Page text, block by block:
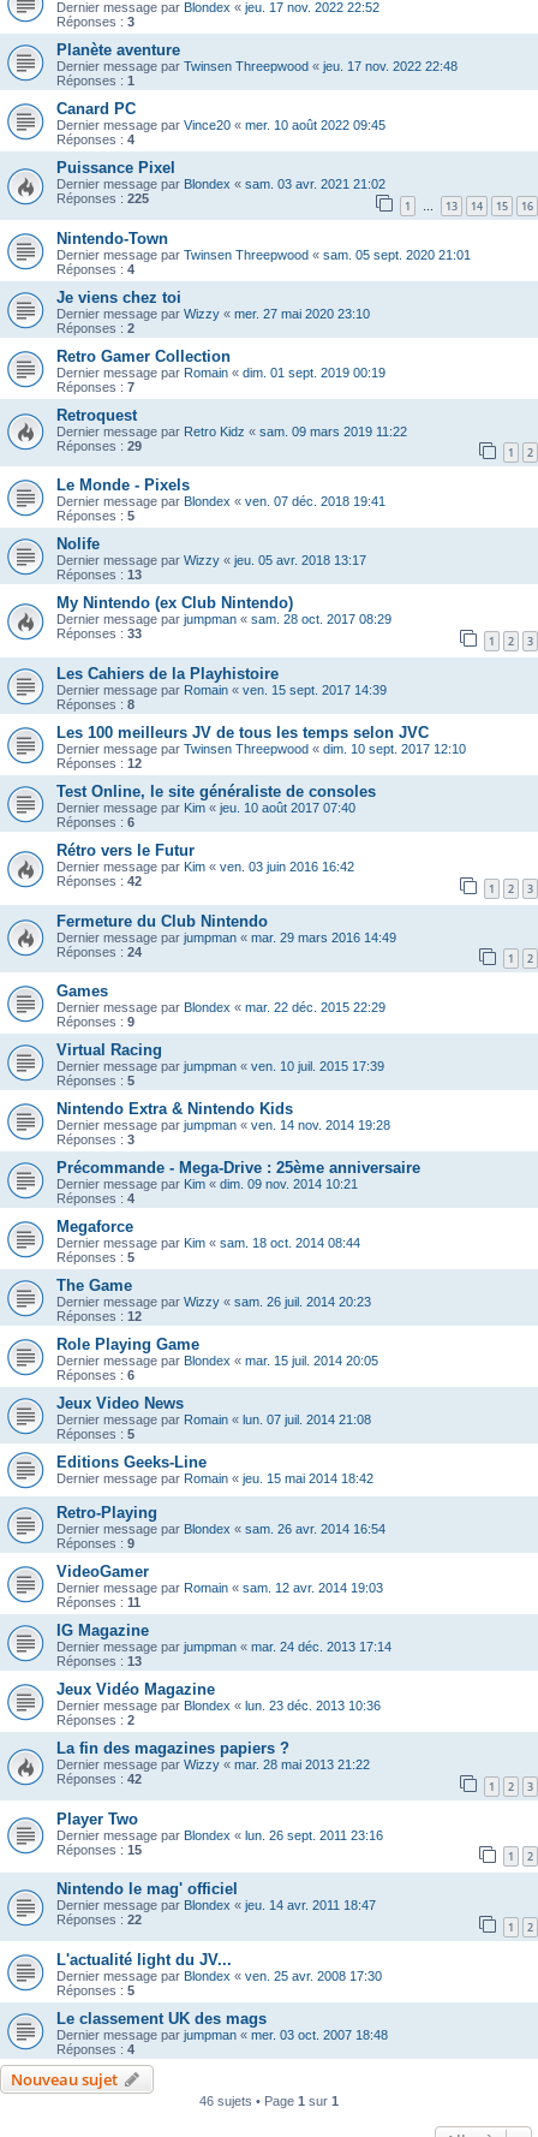
Dernier message par Blondex « jeu. 17 nov. 2022 22:52
Réponses : 3
Planète aventure
Dernier message par Twinsen Threepwood « jeu. 17 nov. 2022 22:48
Réponses : 1
Canard PC
Dernier message par Vince20 « mer. 10 août 2022 09:45
Réponses : 4
Puissance Pixel
Dernier message par Blondex « sam. 03 avr. 2021 21:02
Réponses : 225 1 … 13 14 15 16
Nintendo-Town
Dernier message par Twinsen Threepwood « sam. 05 sept. 2020 21:01
Réponses : 4
Je viens chez toi
Dernier message par Wizzy « mer. 27 mai 2020 23:10
Réponses : 2
Retro Gamer Collection
Dernier message par Romain « dim. 01 sept. 2019 00:19
Réponses : 7
Retroquest
Dernier message par Retro Kidz « sam. 09 mars 2019 11:22
Réponses : 29 1 2
Le Monde - Pixels
Dernier message par Blondex « ven. 07 déc. 2018 19:41
Réponses : 5
Nolife
Dernier message par Wizzy « jeu. 05 avr. 2018 13:17
Réponses : 13
My Nintendo (ex Club Nintendo)
Dernier message par jumpman « sam. 28 oct. 2017 08:29
Réponses : 33 1 2 3
Les Cahiers de la Playhistoire
Dernier message par Romain « ven. 15 sept. 2017 14:39
Réponses : 8
Les 100 meilleurs JV de tous les temps selon JVC
Dernier message par Twinsen Threepwood « dim. 10 sept. 2017 12:10
Réponses : 12
Test Online, le site généraliste de consoles
Dernier message par Kim « jeu. 10 août 2017 07:40
Réponses : 6
Rétro vers le Futur
Dernier message par Kim « ven. 03 juin 2016 16:42
Réponses : 42 1 2 3
Fermeture du Club Nintendo
Dernier message par jumpman « mar. 29 mars 2016 14:49
Réponses : 24 1 2
Games
Dernier message par Blondex « mar. 22 déc. 2015 22:29
Réponses : 9
Virtual Racing
Dernier message par jumpman « ven. 10 juil. 2015 17:39
Réponses : 5
Nintendo Extra & Nintendo Kids
Dernier message par jumpman « ven. 14 nov. 2014 19:28
Réponses : 3
Précommande - Mega-Drive : 25ème anniversaire
Dernier message par Kim « dim. 09 nov. 2014 10:21
Réponses : 4
Megaforce
Dernier message par Kim « sam. 18 oct. 2014 08:44
Réponses : 5
The Game
Dernier message par Wizzy « sam. 26 juil. 2014 20:23
Réponses : 12
Role Playing Game
Dernier message par Blondex « mar. 15 juil. 2014 20:05
Réponses : 6
Jeux Video News
Dernier message par Romain « lun. 07 juil. 2014 21:08
Réponses : 5
Editions Geeks-Line
Dernier message par Romain « jeu. 15 mai 2014 18:42
Retro-Playing
Dernier message par Blondex « sam. 26 avr. 2014 16:54
Réponses : 9
VideoGamer
Dernier message par Romain « sam. 12 avr. 2014 19:03
Réponses : 11
IG Magazine
Dernier message par jumpman « mar. 24 déc. 2013 17:14
Réponses : 13
Jeux Vidéo Magazine
Dernier message par Blondex « lun. 23 déc. 2013 10:36
Réponses : 2
La fin des magazines papiers ?
Dernier message par Wizzy « mar. 28 mai 2013 21:22
Réponses : 42 1 2 3
Player Two
Dernier message par Blondex « lun. 26 sept. 2011 23:16
Réponses : 15 1 2
Nintendo le mag' officiel
Dernier message par Blondex « jeu. 14 avr. 2011 18:47
Réponses : 22 1 2
L'actualité light du JV...
Dernier message par Blondex « ven. 25 avr. 2008 17:30
Réponses : 5
Le classement UK des mags
Dernier message par jumpman « mer. 03 oct. 2007 18:48
Réponses : 4
Nouveau sujet
46 sujets • Page 1 sur 1